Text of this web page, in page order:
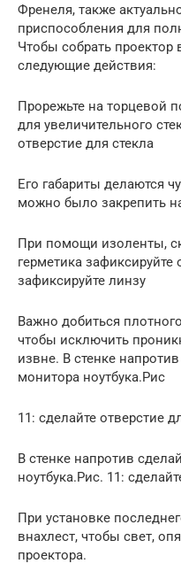
Френеля, также
приспособления для
Чтобы собрать
следующие действия:
Прорежьте на торцевой
для увеличительного
отверстие для стекла
Его габариты делаются
можно было закрепить
При помощи изоленты,
герметика зафиксируйте
зафиксируйте линзу
Важно добиться
чтобы исключить
извне. В стенке
монитора ноутбука.Рис
11: сделайте отверстие
В стенке напротив
ноутбука.Рис. 11:
При установке
внахлест, чтобы свет,
проектора.